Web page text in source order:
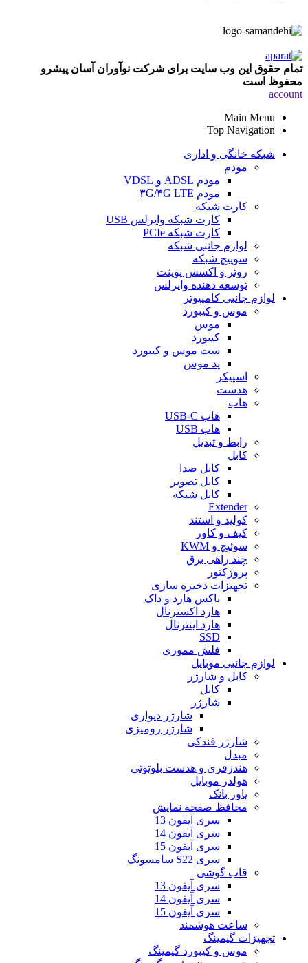
تمام حقوق این وب سایت برای شرکت نوآوران آسان پیشرو
محفوظ است
account
Main Menu
Top Navigation
شبکه خانگی و اداری
مودم
مودم ADSL و VDSL
مودم ۳G/۴G LTE
کارت شبکه
کارت شبکه وایرلس USB
کارت شبکه PCIe
لوازم جانبی شبکه
سوییچ شبکه
روتر و اکسس پوینت
توسعه دهنده وایرلس
لوازم جانبی کامپیوتر
موس و کیبورد
موس
کیبورد
ست موس و کیبورد
پد موس
اسپیکر
هدست
هاب
هاب USB-C
هاب USB
رابط و تبدیل
کابل
کابل صدا
کابل تصویر
کابل شبکه
Extender
کولپد و استند
کیف و کاور
سوئیچ و KWM
چند راهی برق
پروژکتور
تجهیزات ذخیره سازی
باکس هارد و داک
هارد اکسترنال
هارد اینترنال
SSD
فلش مموری
لوازم جانبی موبایل
کابل و شارژر
کابل
شارژر
شارژر دیواری
شارژر رومیزی
شارژر فندکی
مبدل
هندزفری و هدست بلوتوثی
هولدر موبایل
پاور بانک
محافظ صفحه نمایش
سری آیفون 13
سری آیفون 14
سری آیفون 15
سری S22 سامسونگ
قاب گوشی
سری آیفون 13
سری آیفون 14
سری آیفون 15
ساعت هوشمند
تجهیزات گیمینگ
موس و کیبورد گیمینگ